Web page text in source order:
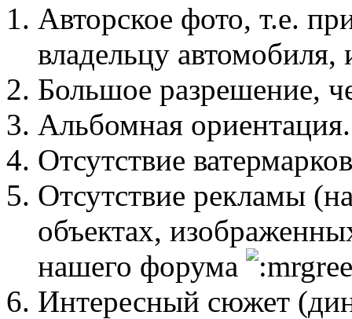
Авторское фото, т.е.
владельцу
Большое разрешение,
Альбомная ориентация.
Отсутствие
Отсутствие рекламы
объектах,
нашего форума
Интересный сюжет